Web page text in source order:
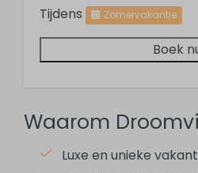
Quooker
Pannen
Tijdens Zomervakantie
Boek
Waarom
Luxe en unieke